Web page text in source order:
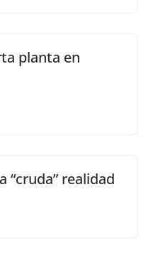
planta en
“cruda” realidad